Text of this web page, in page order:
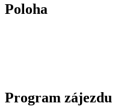
Poloha
Program zájezdu